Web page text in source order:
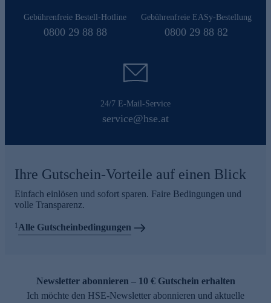
Gebührenfreie Bestell-Hotline
0800 29 88 88
Gebührenfreie EASy-Bestellung
0800 29 88 82
24/7 E-Mail-Service
service@hse.at
Ihre Gutschein-Vorteile auf einen Blick
Einfach einlösen und sofort sparen. Faire Bedingungen und
volle Transparenz.
1 Alle Gutscheinbedingungen
Newsletter abonnieren – 10 € Gutschein erhalten
Ich möchte den HSE-Newsletter abonnieren und aktuelle